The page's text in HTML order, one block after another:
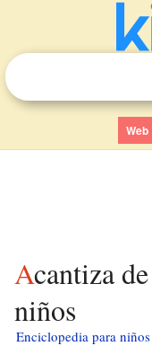
Web
Acantiza de Tasmania para
niños
Enciclopedia para niños